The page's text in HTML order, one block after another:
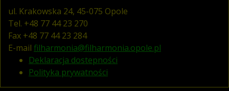
ul. Krakowska 24, 45-075 Opole
Tel. +48 77 44 23 270
Fax +48 77 44 23 284
E-mail filharmonia@filharmonia.opole.pl
Deklaracja dostepności
Polityka prywatności